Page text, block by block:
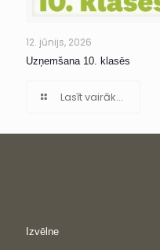
12. jūnijs, 2026
Uzņemšana 10. klasēs
Lasīt vairāk...
Izvēlne